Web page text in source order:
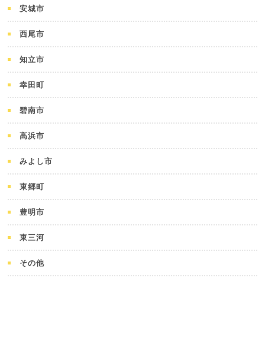
安城市
西尾市
知立市
幸田町
碧南市
高浜市
みよし市
東郷町
豊明市
東三河
その他